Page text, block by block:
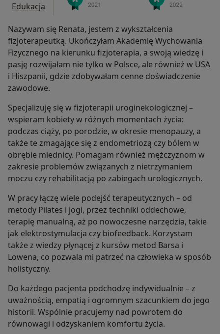
Edukacja
Nazywam się Renata, jestem z wykształcenia
fizjoterapeutką. Ukończyłam Akademię Wychowania
Fizycznego na kierunku fizjoterapia, a swoją wiedzę i
pasję rozwijałam nie tylko w Polsce, ale również w USA
i Hiszpanii, gdzie zdobywałam cenne doświadczenie
zawodowe.
Specjalizuję się w fizjoterapii uroginekologicznej –
wspieram kobiety w różnych momentach życia:
podczas ciąży, po porodzie, w okresie menopauzy, a
także te zmagające się z endometriozą czy bólem w
obrębie miednicy. Pomagam również mężczyznom w
zakresie problemów związanych z nietrzymaniem
moczu czy rehabilitacją po zabiegach urologicznych.
W pracy łączę wiele podejść terapeutycznych – od
metody Pilates i jogi, przez techniki oddechowe,
terapię manualną, aż po nowoczesne narzędzia, takie
jak elektrostymulacja czy biofeedback. Korzystam
także z wiedzy płynącej z kursów metod Barsa i
Lowena, co pozwala mi patrzeć na człowieka w sposób
holistyczny.
Do każdego pacjenta podchodzę indywidualnie – z
uważnością, empatią i ogromnym szacunkiem do jego
historii. Wspólnie pracujemy nad powrotem do
równowagi i odzyskaniem komfortu życia.